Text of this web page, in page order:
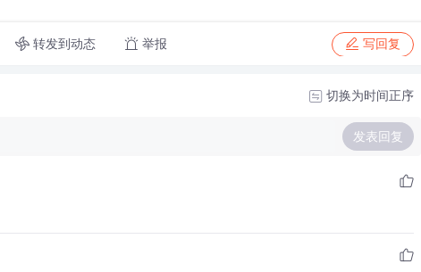
转发到动态 举报 写回复
切换为时间正序
发表回复